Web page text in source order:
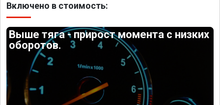
Включено в стоимость:
Выше тяга - прирост момента с низких
оборотов.